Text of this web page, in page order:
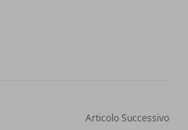
Articolo Successivo